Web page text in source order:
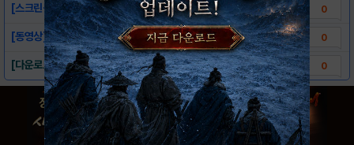
[스크린샷]-언더더씨: 스윔 0
[동영상]-언더더씨: 스윔 0
[다운로드 링크]-언더더씨: 스윔 0